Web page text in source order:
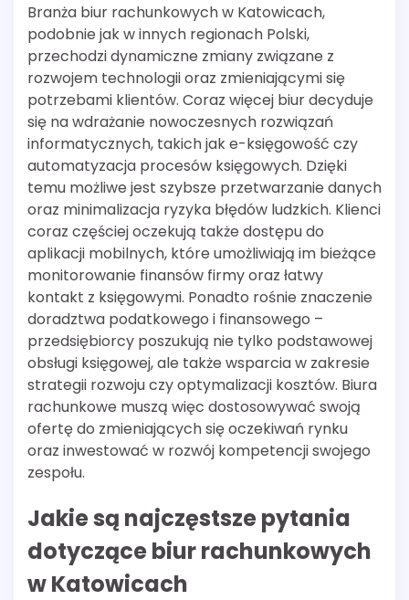
Branża biur rachunkowych w Katowicach,
podobnie jak w innych regionach Polski,
przechodzi dynamiczne zmiany związane z
rozwojem technologii oraz zmieniającymi się
potrzebami klientów. Coraz więcej biur decyduje
się na wdrażanie nowoczesnych rozwiązań
informatycznych, takich jak e-księgowość czy
automatyzacja procesów księgowych. Dzięki
temu możliwe jest szybsze przetwarzanie danych
oraz minimalizacja ryzyka błędów ludzkich. Klienci
coraz częściej oczekują także dostępu do
aplikacji mobilnych, które umożliwiają im bieżące
monitorowanie finansów firmy oraz łatwy
kontakt z księgowymi. Ponadto rośnie znaczenie
doradztwa podatkowego i finansowego –
przedsiębiorcy poszukują nie tylko podstawowej
obsługi księgowej, ale także wsparcia w zakresie
strategii rozwoju czy optymalizacji kosztów. Biura
rachunkowe muszą więc dostosowywać swoją
ofertę do zmieniających się oczekiwań rynku
oraz inwestować w rozwój kompetencji swojego
zespołu.
Jakie są najczęstsze pytania
dotyczące biur rachunkowych
w Katowicach